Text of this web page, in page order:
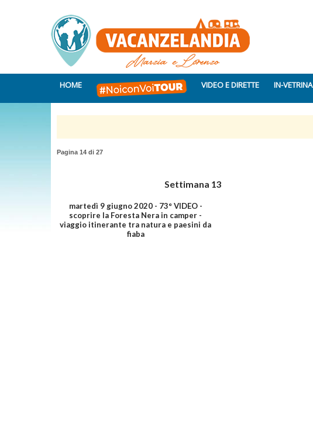
HOME VIDEO E DIRETTE IN-VETRINA
Pagina 14 di 27
Settimana 13
martedì 9 giugno 2020 - 73° VIDEO -
scoprire la Foresta Nera in camper -
viaggio itinerante tra natura e paesini da
fiaba